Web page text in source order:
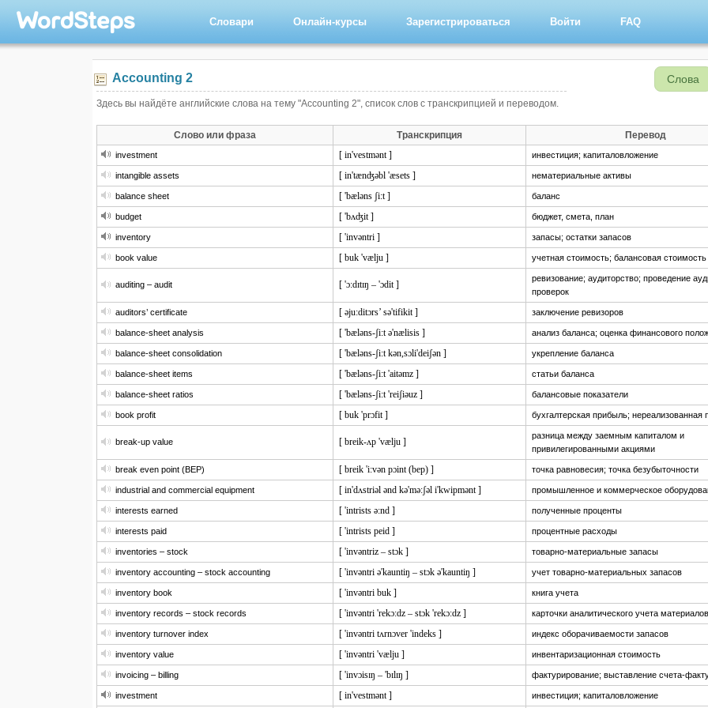
Словари Онлайн-курсы Зарегистрироваться Войти FAQ
Accounting 2 Слова
Здесь вы найдёте английские слова на тему "Accounting 2", список слов с транскрипцией и переводом.
Слово или фраза Транскрипция Перевод
investment [ in'vestmənt ] инвестиция; капиталовложение
intangible assets [ in'tænʤəbl 'æsets ] нематериальные активы
balance sheet [ 'bæləns ʃi:t ] баланс
budget [ 'bʌʤit ] бюджет, смета, план
inventory [ 'invəntri ] запасы; остатки запасов
book value [ buk 'vælju ] учетная стоимость; балансовая стоимость
auditing – audit [ 'ɔ:dɪtɪŋ – 'ɔdit ]
ревизование; аудиторство; проведение
проверок
auditors’ certificate [ əju:ditɔrs’ sə'tifikit ] заключение ревизоров
balance-sheet analysis [ 'bæləns-ʃi:t ə'nælisis ] анализ баланса; оценка финансового
balance-sheet consolidation [ 'bæləns-ʃi:t kən,sɔli'deiʃən ] укрепление баланса
balance-sheet items [ 'bæləns-ʃi:t 'aitəmz ] статьи баланса
balance-sheet ratios [ 'bæləns-ʃi:t 'reiʃiəuz ] балансовые показатели
book profit [ buk 'prɔfit ] бухгалтерская прибыль; нереализованная
break-up value [ breik-ʌp 'vælju ]
разница между заемным капиталом и
привилегированными акциями
break even point (BEP) [ breik 'i:vən pɔint (bep) ] точка равновесия; точка безубыточности
industrial and commercial equipment [ in'dʌstriəl ənd kə'mə:ʃəl i'kwipmənt ] промышленное и коммерческое
interests earned [ 'intrists ə:nd ] полученные проценты
interests paid [ 'intrists peid ] процентные расходы
inventories – stock [ 'invəntriz – stɔk ] товарно-материальные запасы
inventory accounting – stock accounting [ 'invəntri ə'kauntiŋ – stɔk ə'kauntiŋ ] учет товарно-материальных запасов
inventory book [ 'invəntri buk ] книга учета
inventory records – stock records [ 'invəntri 'rekɔ:dz – stɔk 'rekɔ:dz ] карточки аналитического учета материалов
inventory turnover index [ 'invəntri tʌrnɔver 'indeks ] индекс оборачиваемости запасов
inventory value [ 'invəntri 'vælju ] инвентаризационная стоимость
invoicing – billing [ 'invɔisɪŋ – 'bɪlɪŋ ] фактурирование; выставление счета-
investment [ in'vestmənt ] инвестиция; капиталовложение